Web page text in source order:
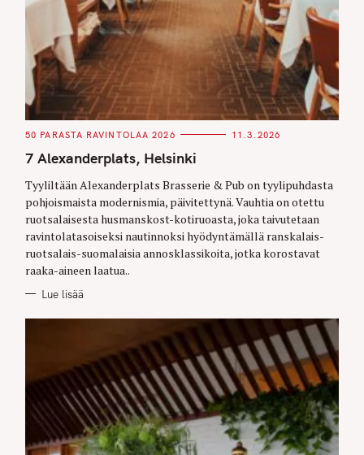
C
T
E
O
R
I
E
S
50 PARASTA RAVINTOLAA 2026 11.3.2026
7 Alexanderplats, Helsinki
Tyyliltään Alexanderplats Brasserie & Pub on tyylipuhdasta
pohjoismaista modernismia, päivitettynä. Vauhtia on otettu
ruotsalaisesta husmanskost-kotiruoasta, joka taivutetaan
ravintolatasoiseksi nautinnoksi hyödyntämällä ranskalais-
ruotsalais-suomalaisia annosklassikoita, jotka korostavat
raaka-aineen laatua..
Lue lisää